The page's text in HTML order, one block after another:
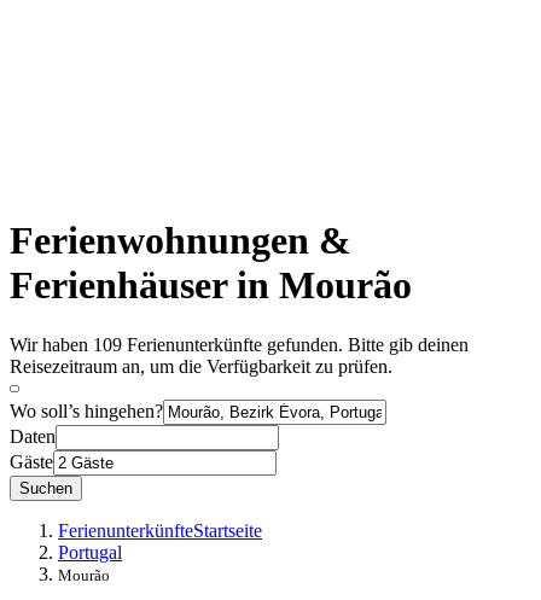
Ferienwohnungen &
Ferienhäuser in Mourão
Wir haben 109 Ferienunterkünfte gefunden. Bitte gib deinen
Reisezeitraum an, um die Verfügbarkeit zu prüfen.
Wo soll’s hingehen?
Daten
Gäste
Suchen
FerienunterkünfteStartseite
Portugal
Mourão